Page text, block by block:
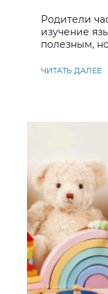
Родители
изучение
полезным,
ЧИТАТЬ ДАЛЕЕ